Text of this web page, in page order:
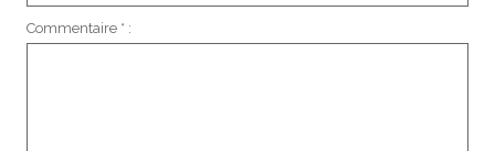
Commentaire * :